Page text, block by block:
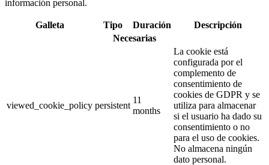
información personal.
Galleta Tipo Duración
Descripción
Necesarias
viewed_cookie_policy persistent
11
months
La cookie está
configurada por el
complemento de
consentimiento de
cookies de GDPR y se
utiliza para almacenar
si el usuario ha dado su
consentimiento o no
para el uso de cookies.
No almacena ningún
dato personal.